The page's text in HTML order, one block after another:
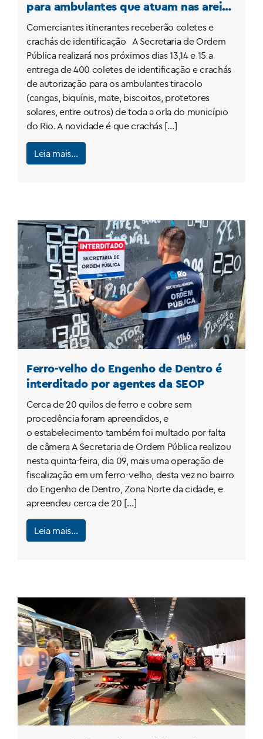
para ambulantes que atuam nas areias
do Rio
Comerciantes itinerantes receberão coletes e
crachás de identificação A Secretaria de Ordem
Pública realizará nos próximos dias 13,14 e 15 a
entrega de 400 coletes de identificação e crachás
de autorização para os ambulantes tiracolo
(cangas, biquínis, mate, biscoitos, protetores
solares, entre outros) de toda a orla do município
do Rio. A novidade é que crachás […]
Leia mais…
Ferro-velho do Engenho de Dentro é
interditado por agentes da SEOP
Cerca de 20 quilos de ferro e cobre sem
procedência foram apreendidos, e
o estabelecimento também foi multado por falta
de câmera A Secretaria de Ordem Pública realizou
nesta quinta-feira, dia 09, mais uma operação de
fiscalização em um ferro-velho, desta vez no bairro
do Engenho de Dentro, Zona Norte da cidade, e
apreendeu cerca de 20 […]
Leia mais…